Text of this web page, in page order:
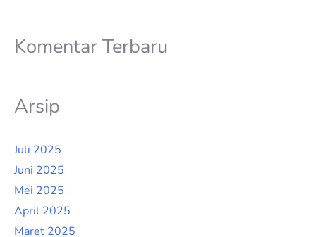
Komentar Terbaru
Arsip
Juli 2025
Juni 2025
Mei 2025
April 2025
Maret 2025